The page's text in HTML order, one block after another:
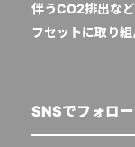
伴うCO2排出な
フセットに取り
SNSでフォロ